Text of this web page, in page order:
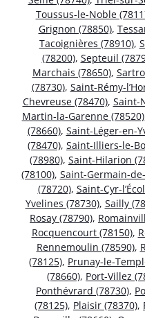
Toussus-le-Noble
Grignon (78850),
Tacoignières (78910),
(78200), Septeuil
Marchais (78650),
(78730), Saint-Rémy-
Chevreuse (78470), Saint-
Martin-la-Garenne (78520)
(78660), Saint-Léger-en-
(78470), Saint-Illiers-le-
(78980), Saint-Hilarion
(78100), Saint-Germain-
(78720), Saint-Cyr-
Yvelines (78730), Sailly
Rosay (78790),
Rocquencourt (78150),
Rennemoulin (78590),
(78125), Prunay-le-
(78660), Port-Villez
Ponthévrard (78730),
(78125), Plaisir (78370),